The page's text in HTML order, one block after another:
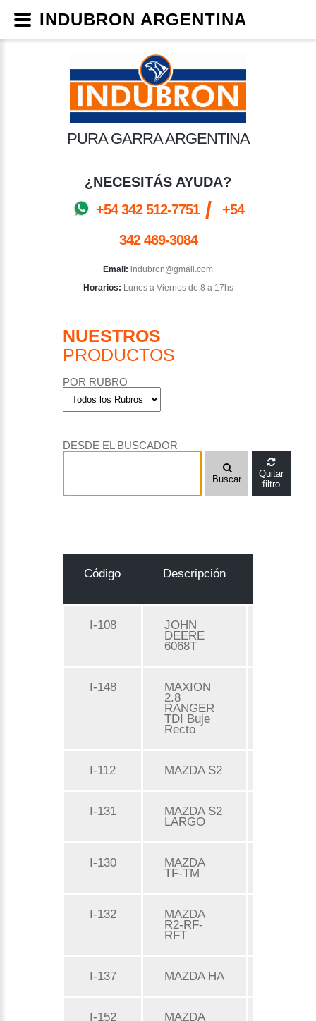
PURA GARRA ARGENTINA
¿NECESITÁS AYUDA?
+54 342 512-7751/
+54
342 469-3084
Email: indubron@gmail.com
Horarios: Lunes a Viernes de 8 a 17hs
NUESTROS
PRODUCTOS
POR RUBRO
DESDE EL BUSCADOR
Buscar
Quitar
filtro
Código Descripción
I-108 JOHN
DEERE
6068T
I-148 MAXION
2.8
RANGER
TDI Buje
Recto
I-112 MAZDA S2
I-131 MAZDA S2
LARGO
I-130 MAZDA
TF-TM
I-132 MAZDA
R2-RF-
RFT
I-137 MAZDA HA
I-152 MAZDA
INDUBRON ARGENTINA